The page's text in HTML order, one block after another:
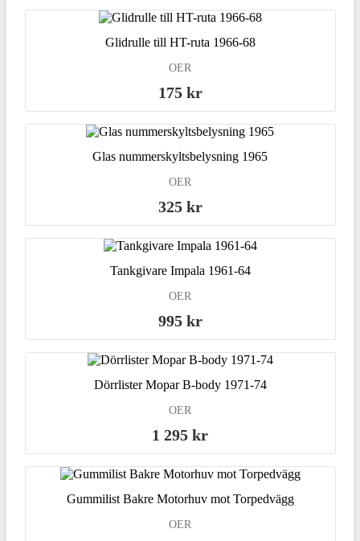
Glidrulle till HT-ruta 1966-68
OER
175 kr
Glas nummerskyltsbelysning 1965
OER
325 kr
Tankgivare Impala 1961-64
OER
995 kr
Dörrlister Mopar B-body 1971-74
OER
1 295 kr
Gummilist Bakre Motorhuv mot Torpedvägg
OER